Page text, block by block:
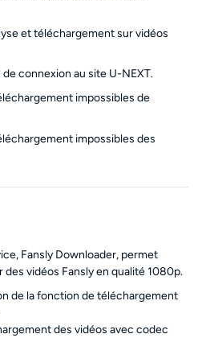
et téléchargement sur vidéos
connexion au site U-NEXT.
impossibles de
impossibles des
Fansly Downloader, permet
vidéos Fansly en qualité 1080p.
de la fonction de téléchargement
des vidéos avec codec